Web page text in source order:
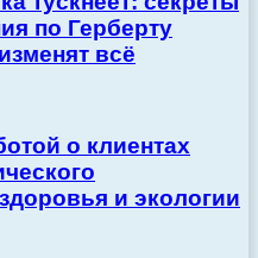
по Герберту
всё
о клиентах
и экологии